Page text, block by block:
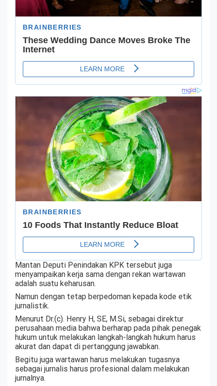
Mantan Deputi Penindakan KPK tersebut juga
menyampaikan kerja sama dengan rekan wartawan
adalah suatu keharusan.
Namun dengan tetap berpedoman kepada kode etik
jurnalistik.
Menurut Dr.(c). Henry H, SE, M.Si, sebagai direktur
perusahaan media bahwa berharap pada pihak penegak
hukum untuk melakukan langkah-langkah hukum harus
akurat dan dapat di pertanggung jawabkan.
Begitu juga wartawan harus melakukan tugasnya
sebagai jurnalis harus profesional dalam melakukan
jurnalnya.